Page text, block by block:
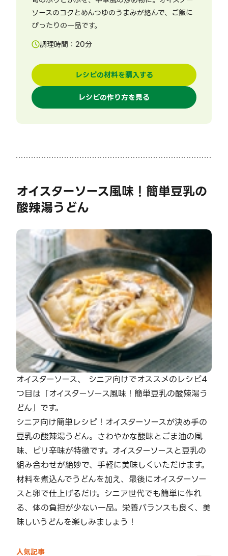
ソースのコクとめんつゆのうまみが絡んで、ご飯に
ぴったりの一品です。
調理時間： 20分
レシピの材料を購入する
レシピの作り方を見る
オイスターソース風味！簡単豆乳の
酸辣湯うどん
オイスターソース、 シニア向けでオススメのレシピ4
つ目は「オイスターソース風味！簡単豆乳の酸辣湯う
どん」です。
シニア向け簡単レシピ！オイスターソースが決め手の
豆乳の酸辣湯うどん。さわやかな酸味とごま油の風
味、ピリ辛味が特徴です。オイスターソースと豆乳の
組み合わせが絶妙で、手軽に美味しくいただけます。
材料を煮込んでうどんを加え、最後にオイスターソー
スと卵で仕上げるだけ。シニア世代でも簡単に作れ
る、体の負担が少ない一品。栄養バランスも良く、美
味しいうどんを楽しみましょう！
人気記事